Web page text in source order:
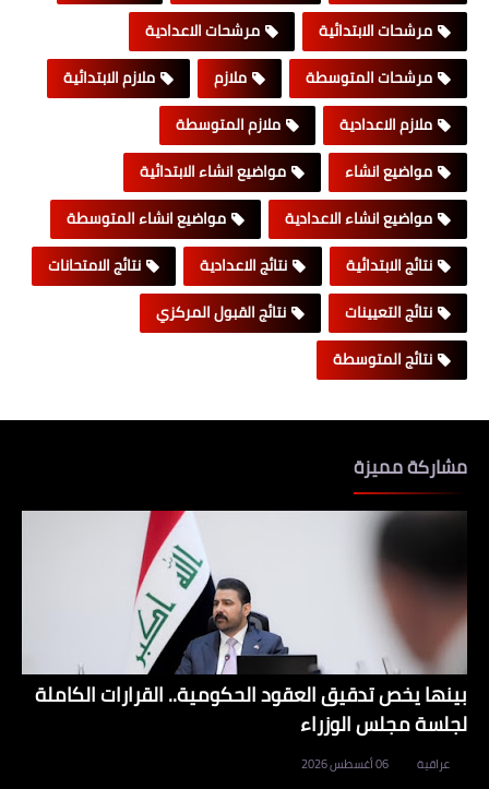
مرشحات الابتدائية
مرشحات الاعدادية
مرشحات المتوسطة
ملازم
ملازم الابتدائية
ملازم الاعدادية
ملازم المتوسطة
مواضيع انشاء
مواضيع انشاء الابتدائية
مواضيع انشاء الاعدادية
مواضيع انشاء المتوسطة
نتائج الابتدائية
نتائج الاعدادية
نتائج الامتحانات
نتائج التعيينات
نتائج القبول المركزي
نتائج المتوسطة
مشاركة مميزة
بينها يخص تدقيق العقود الحكومية.. القرارات الكاملة
لجلسة مجلس الوزراء
عراقية 06 أغسطس 2026